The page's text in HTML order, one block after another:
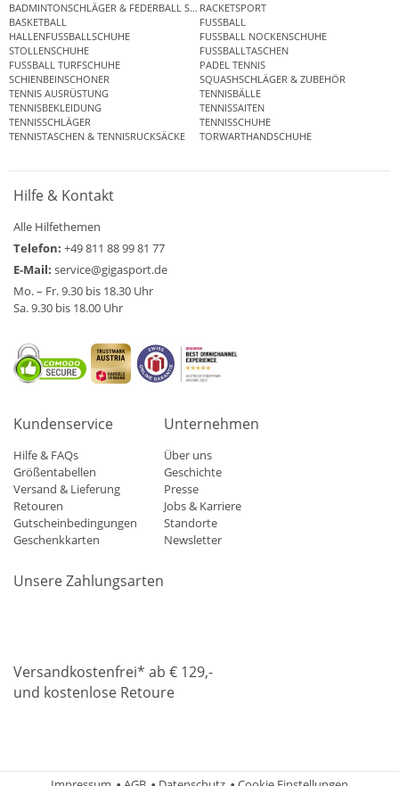
BADMINTONSCHLÄGER & FEDERBALL SETSRACKETSPORT
BASKETBALL
FUSSBALL
HALLENFUSSBALLSCHUHE
FUSSBALL NOCKENSCHUHE
STOLLENSCHUHE
FUSSBALLTASCHEN
FUSSBALL TURFSCHUHE
PADEL TENNIS
SCHIENBEINSCHONER
SQUASHSCHLÄGER & ZUBEHÖR
TENNIS AUSRÜSTUNG
TENNISBÄLLE
TENNISBEKLEIDUNG
TENNISSAITEN
TENNISSCHLÄGER
TENNISSCHUHE
TENNISTASCHEN & TENNISRUCKSÄCKE
TORWARTHANDSCHUHE
Hilfe & Kontakt
Alle Hilfethemen
Telefon: +49 811 88 99 81 77
E-Mail: service@gigasport.de
Mo. – Fr. 9.30 bis 18.30 Uhr
Sa. 9.30 bis 18.00 Uhr
Kundenservice
Hilfe & FAQs
Größentabellen
Versand & Lieferung
Retouren
Gutscheinbedingungen
Geschenkkarten
Unternehmen
Über uns
Geschichte
Presse
Jobs & Karriere
Standorte
Newsletter
Unsere Zahlungsarten
Versandkostenfrei* ab € 129,-
und kostenlose Retoure